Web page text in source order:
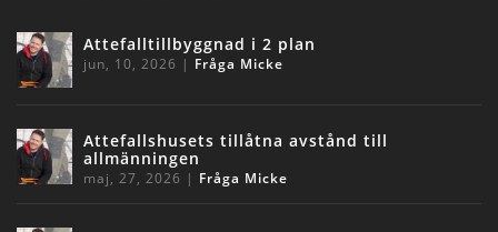
Attefalltillbyggnad i 2 plan
jun, 10, 2026 | Fråga Micke
Attefallshusets tillåtna avstånd till
allmänningen
maj, 27, 2026 | Fråga Micke